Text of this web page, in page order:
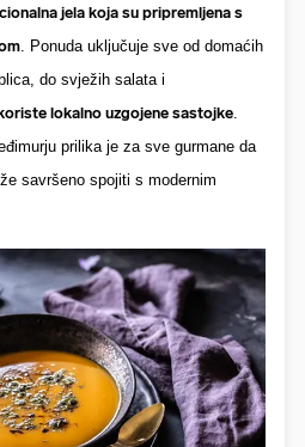
jela koja su pripremljena s
. Ponuda uključuje sve od domaćih
do svježih salata i
lokalno uzgojene sastojke
prilika je za sve gurmane da
savršeno spojiti s modernim